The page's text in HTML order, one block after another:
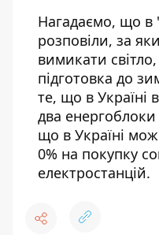
Нагадаємо, що в
розповіли, за
вимикати
підготовка до
те, що в Україні
два
що в Україні
0% на покупку
електростанцій.